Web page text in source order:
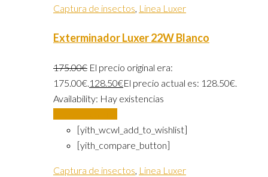
Captura de insectos, Linea Luxer
Exterminador Luxer 22W Blanco
175.00€ El precio original era:
175.00€.128.50€El precio actual es: 128.50€.
Availability: Hay existencias
[yith_wcwl_add_to_wishlist]
[yith_compare_button]
Captura de insectos, Linea Luxer